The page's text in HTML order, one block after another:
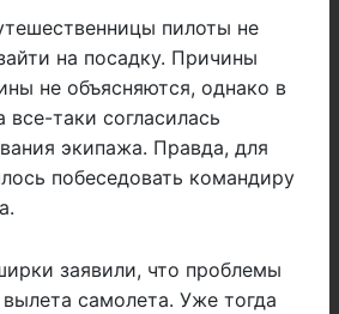
пилоты не
на посадку. Причины
не объясняются, однако в
все-таки согласилась
экипажа. Правда, для
побеседовать командиру
заявили, что проблемы
самолета. Уже тогда